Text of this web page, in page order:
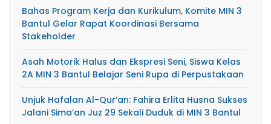
Bahas Program Kerja dan Kurikulum, Komite MIN 3
Bantul Gelar Rapat Koordinasi Bersama
Stakeholder
Asah Motorik Halus dan Ekspresi Seni, Siswa Kelas
2A MIN 3 Bantul Belajar Seni Rupa di Perpustakaan
Unjuk Hafalan Al-Qur’an: Fahira Erlita Husna Sukses
Jalani Sima’an Juz 29 Sekali Duduk di MIN 3 Bantul